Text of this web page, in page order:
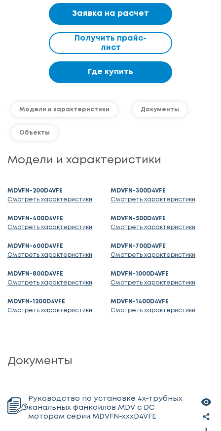
Заявка на расчет
Получить прайс-
лист
Где купить
Модели и характеристики Документы
Объекты
Модели и характеристики
MDVFN-200D4VFE
Смотреть характеристики
MDVFN-300D4VFE
Смотреть характеристики
MDVFN-400D4VFE
Смотреть характеристики
MDVFN-500D4VFE
Смотреть характеристики
MDVFN-600D4VFE
Смотреть характеристики
MDVFN-700D4VFE
Смотреть характеристики
MDVFN-800D4VFE
Смотреть характеристики
MDVFN-1000D4VFE
Смотреть характеристики
MDVFN-1200D4VFE
Смотреть характеристики
MDVFN-1400D4VFE
Смотреть характеристики
Документы
Руководство по установке 4х-трубных
канальных фанкойлов MDV с DС
мотором серии MDVFN-xxxD4VFE